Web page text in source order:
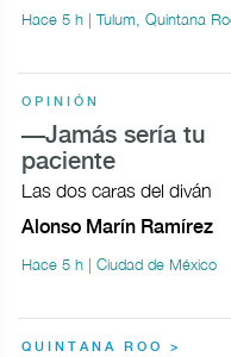
Hace 5 h | Tulum, Quintana
OPINIÓN
—Jamás sería tu
paciente
Las dos caras del diván
Alonso Marín Ramírez
Hace 5 h | Ciudad de México
QUINTANA ROO >